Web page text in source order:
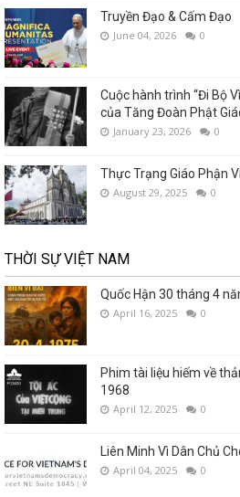
Truyền Đạo & Cấm Đạo
June 04, 2026 0
Cuộc hành trình “Đi Bộ
của Tăng Đoàn Phật
January 23, 2026 0
Thực Trạng Giáo Phận
August 29, 2025 0
THỜI SỰ VIỆT NAM
Quốc Hận 30 tháng 4
April 16, 2025 0
Phim tài liệu hiếm về
1968
April 12, 2025 0
Liên Minh Vì Dân Chủ
April 04, 2025 0